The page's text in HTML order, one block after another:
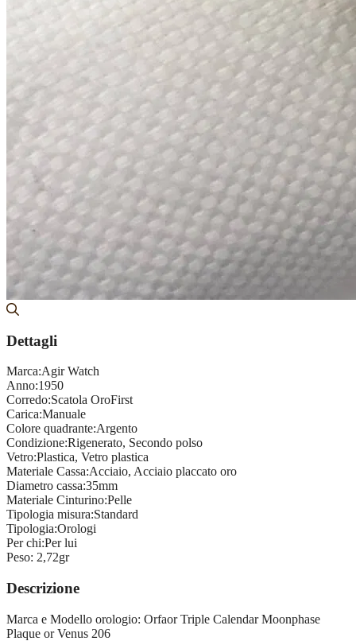
Dettagli
Marca:Agir Watch
Anno:1950
Corredo:Scatola OroFirst
Carica:Manuale
Colore quadrante:Argento
Condizione:Rigenerato, Secondo polso
Vetro:Plastica, Vetro plastica
Materiale Cassa:Acciaio, Acciaio placcato oro
Diametro cassa:35mm
Materiale Cinturino:Pelle
Tipologia misura:Standard
Tipologia:Orologi
Per chi:Per lui
Peso: 2,72gr
Descrizione
Marca e Modello orologio: Orfaor Triple Calendar Moonphase
Plaque or Venus 206